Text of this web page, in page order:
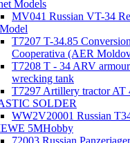
Models
MV041 Russian VT-34
T7207 T-34.85
Cooperativa (AER
T7208 T - 34 ARV
wrecking tank
T7297 Artillery tractor AT
SOLDER
WW2V20001 Russian
5MHobby
72003 Russian